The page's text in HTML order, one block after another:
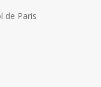
de Paris